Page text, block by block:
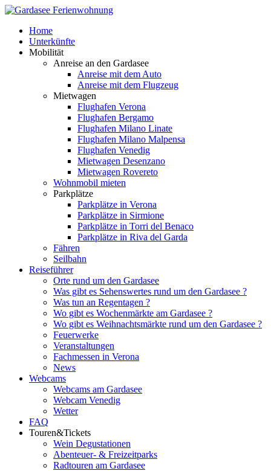
Home
Unterkünfte
Mobilität
Anreise an den Gardasee
Anreise mit dem Auto
Anreise mit dem Flugzeug
Mietwagen
Flughafen Verona
Flughafen Bergamo
Flughafen Milano Linate
Flughafen Milano Malpensa
Flughafen Venedig
Mietwagen Desenzano
Mietwagen Rovereto
Wohnmobil mieten
Parkplätze
Parkplätze in Verona
Parkplätze in Sirmione
Parkplätze in Torri del Benaco
Parkplätze in Riva del Garda
Fähren
Seilbahn
Reiseführer
Orte rund um den Gardasee
Was gibt es Sehenswertes rund um den Gardasee ?
Was tun an Regentagen ?
Wo gibt es Wochenmärkte am Gardasee ?
Wo gibt es Weihnachtsmärkte rund um den Gardasee ?
Feuerwerke
Veranstaltungen
Fachmessen in Verona
News
Webcams
Webcams am Gardasee
Webcam Venedig
Wetter
FAQ
Touren&Tickets
Wein Degustationen
Abenteuer- & Freizeitparks
Radtouren am Gardasee